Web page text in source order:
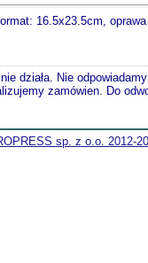
16.5x23.5cm, oprawa
działa. Nie
zamówien. Do
sp. z o.o. 2012-